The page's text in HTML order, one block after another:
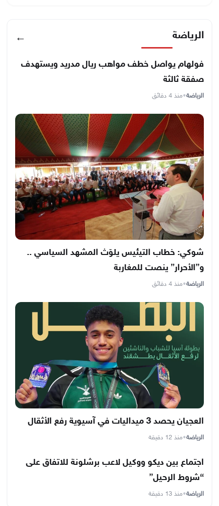
الرياضة ←
فولهام يواصل خطف مواهب ريال مدريد ويستهدف
صفقة ثالثة
الرياضة•منذ 4 دقائق
شوكي: خطاب التيئيس يلوّث المشهد السياسي ..
و”الأحرار” ينصت للمغاربة
الرياضة•منذ 4 دقائق
العجيان يحصد 3 ميداليات في آسيوية رفع الأثقال
الرياضة•منذ 12 دقيقة
اجتماع بين ديكو ووكيل لاعب برشلونة للاتفاق على
“شروط الرحيل”
الرياضة•منذ 13 دقيقة